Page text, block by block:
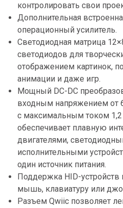
контролировать свои
Дополнительная
операционный усилитель.
Светодиодная матрица
светодиодов для
отображением картинок,
анимации и даже игр.
Мощный DC-DC
входным напряжением от
с максимальным током 1,2
обеспечивает плавную
двигателями,
исполнительными
один источник питания.
Поддержка HID-
мышь, клавиатуру или
Разъем Qwiic позволяет